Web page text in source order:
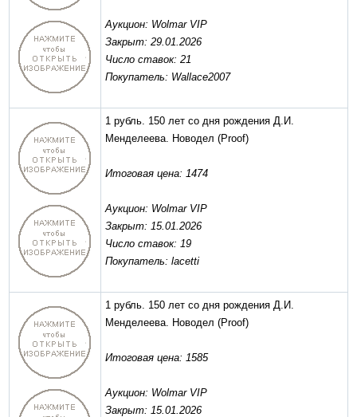
Аукцион: Wolmar VIP
Закрыт: 29.01.2026
Число ставок: 21
Покупатель: Wallace2007
1 рубль. 150 лет со дня рождения Д.И.
Менделеева. Новодел (Proof)
Итоговая цена: 1474
Аукцион: Wolmar VIP
Закрыт: 15.01.2026
Число ставок: 19
Покупатель: lacetti
1 рубль. 150 лет со дня рождения Д.И.
Менделеева. Новодел (Proof)
Итоговая цена: 1585
Аукцион: Wolmar VIP
Закрыт: 15.01.2026